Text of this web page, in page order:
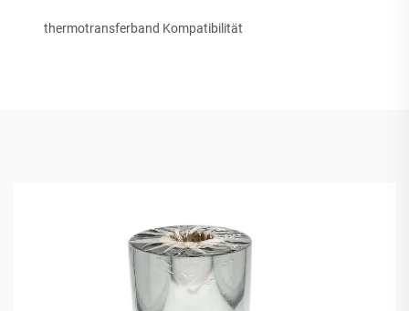
thermotransferband Kompatibilität